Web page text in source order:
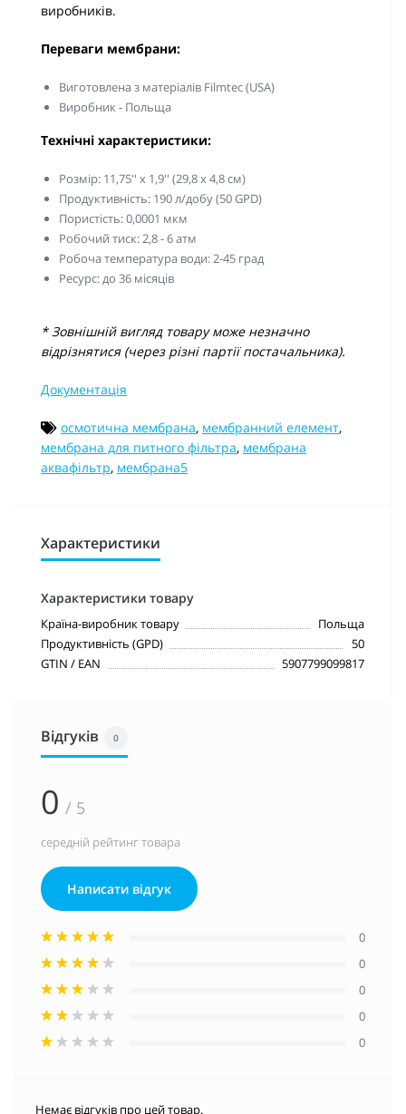
виробників.
Переваги мембрани:
Виготовлена ​​з матеріалів Filmtec (USA)
Виробник - Польща
Технічні характеристики:
Розмір: 11,75'' х 1,9'' (29,8 х 4,8 см)
Продуктивність: 190 л/добу (50 GPD)
Пористість: 0,0001 мкм
Робочий тиск: 2,8 - 6 атм
Робоча температура води: 2-45 град
Ресурс: до 36 місяців
* Зовнішній вигляд товару може незначно
відрізнятися (через різні партії постачальника).
Документація
осмотична мембрана, мембранний елемент,
мембрана для питного фільтра, мембрана
аквафільтр, мембрана5
Характеристики
Характеристики товару
Країна-виробник товару
Польща
Продуктивність (GPD)
50
GTIN / EAN
5907799099817
Відгуків 0
0 / 5
середній рейтинг товара
Написати відгук
0
0
0
0
0
Немає відгуків про цей товар.